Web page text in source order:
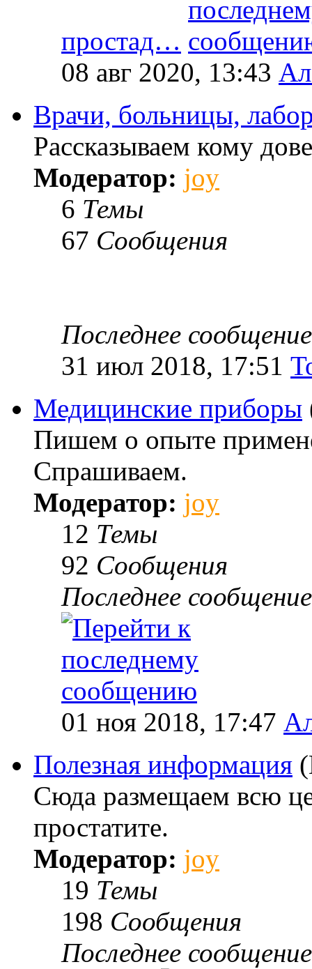
простад…
08 авг 2020, 13:43
Врачи, больницы,
Рассказываем кому
Модератор: joy
6 Темы
67 Сообщения
Последнее сообщение
31 июл 2018, 17:51
Медицинские приборы
Пишем о опыте
Спрашиваем.
Модератор: joy
12 Темы
92 Сообщения
Последнее сообщение
01 ноя 2018, 17:47
Полезная информация
Сюда размещаем всю
простатите.
Модератор: joy
19 Темы
198 Сообщения
Последнее сообщение